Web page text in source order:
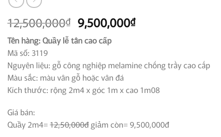
12,500,000₫ Giá
gốc
là:
9,500,000₫Giá
9,500,000₫.
Tên hàng: Quầy lễ tân cao cấp
Mã số: 3119
Nguyên liệu: gỗ công nghiệp melamine chống trầy cao cấp
Màu sắc: màu vân gỗ hoặc vân đá
Kích thước: rộng 2m4 x góc 1m x cao 1m08
Giá bán:
Quầy 2m4=12,50,000đ giảm còn= 9,500,000đ